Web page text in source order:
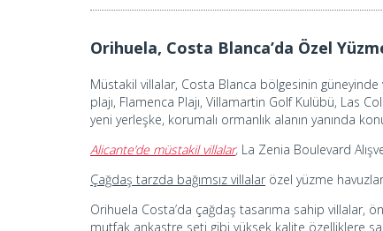
Orihuela, Costa Blanca’da Özel
Müstakil villalar, Costa Blanca bölgesinin
plajı, Flamenca Plajı, Villamartin Golf Kulübü, Las
yeni yerleşke, korumalı ormanlık alanın yanında
Alicante’de müstakil villalar, La Zenia Boulevard
Çağdaş tarzda bağımsız villalar özel yüzme
Orihuela Costa’da çağdaş tasarıma sahip villalar,
mutfak ankastre seti gibi yüksek kalite özelliklere